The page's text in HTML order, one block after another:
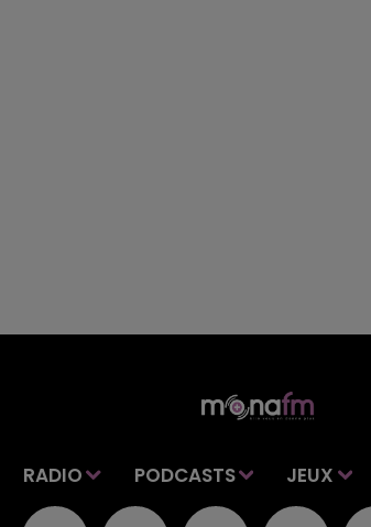
RADIO PODCASTS JEUX